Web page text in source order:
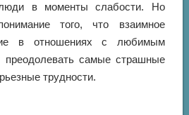
в моменты слабости. Но
того, что взаимное
в отношениях с любимым
преодолевать самые страшные
трудности.